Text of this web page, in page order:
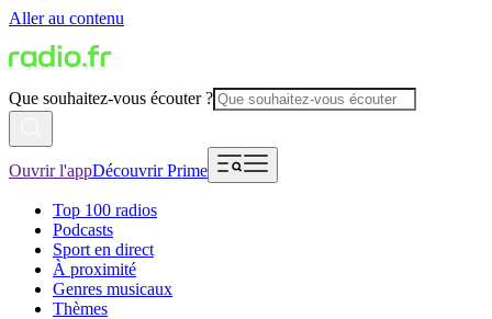
Aller au contenu
Que souhaitez-vous écouter ?
Ouvrir l'appDécouvrir Prime
Top 100 radios
Podcasts
Sport en direct
À proximité
Genres musicaux
Thèmes